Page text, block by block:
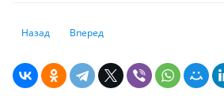
Предыдущий: В РК хотят реформировать
Назад Следующий: Как Эндрю Карнеги
Вперед